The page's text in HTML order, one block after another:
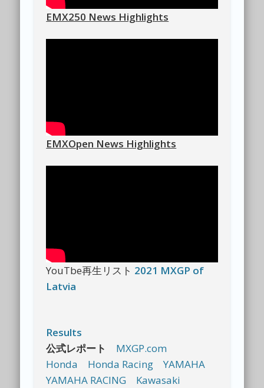
EMX250 News Highlights
EMXOpen News Highlights
YouTbe再生リスト 2021 MXGP of
Latvia
Results
公式レポート
MXGP.com
Honda
Honda Racing
YAMAHA
YAMAHA RACING
Kawasaki